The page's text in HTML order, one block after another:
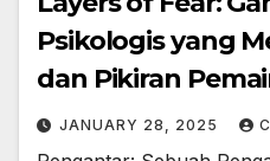
Psikologis yang
dan Pikiran
JANUARY 28, 2025